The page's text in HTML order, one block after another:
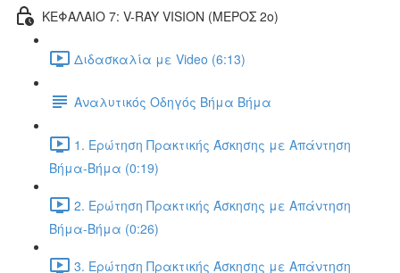
ΚΕΦΑΛΑΙΟ 7: V-RAY VISION (ΜΕΡΟΣ 2ο)
Διδασκαλία με Video (6:13)
Αναλυτικός Οδηγός Βήμα Βήμα
1. Ερώτηση Πρακτικής Άσκησης με Απάντηση
Βήμα-Βήμα (0:19)
2. Ερώτηση Πρακτικής Άσκησης με Απάντηση
Βήμα-Βήμα (0:26)
3. Ερώτηση Πρακτικής Άσκησης με Απάντηση